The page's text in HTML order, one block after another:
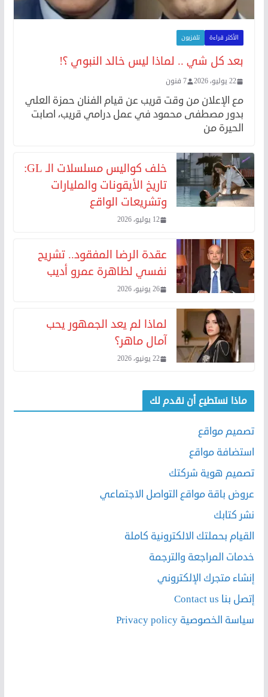
الأكثر قراءة تلفزيون
بعد كل شي .. لماذا ليس خالد النبوي ؟!
22 يوليو، 2026 7 فنون
مع الإعلان من وقت قريب عن قيام الفنان حمزة العلي
بدور مصطفى محمود في عمل درامي قريب، اصابت
الحيرة من
خلف كواليس مسلسلات الـ GL:
تاريخ الأيقونات والمليارات
وتشريعات الواقع
12 يوليو، 2026
عقدة الرضا المفقود.. تشريح
نفسي لظاهرة عمرو أديب
26 يونيو، 2026
لماذا لم يعد الجمهور يحب
آمال ماهر؟
22 يونيو، 2026
ماذا نستطيع أن نقدم لك
تصميم مواقع
استضافة مواقع
تصميم هوية شركتك
عروض باقة مواقع التواصل الاجتماعي
نشر كتابك
القيام بحملتك الالكترونية كاملة
خدمات المراجعة والترجمة
إنشاء متجرك الإلكتروني
إتصل بنا Contact us
سياسة الخصوصية Privacy policy